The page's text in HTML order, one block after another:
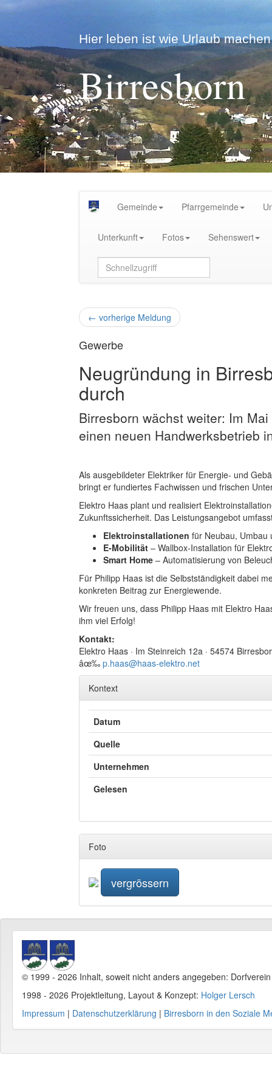
Hier leben ist wie Urlaub
Birresborn
Gemeinde Pfarrgemeinde
Unterkunft Fotos Sehenswert
← vorherige Meldung
Gewerbe
Neugründung in
durch
Birresborn wächst weiter: Im
einen neuen Handwerksbetrieb
Als ausgebildeter Elektriker für Energie- und
bringt er fundiertes Fachwissen und frischen
Elektro Haas plant und realisiert
Zukunftssicherheit. Das Leistungsangebot
Elektroinstallationen für Neubau, Umbau
E-Mobilität – Wallbox-Installation für
Smart Home – Automatisierung von
Für Philipp Haas ist die Selbstständigkeit dabei
konkreten Beitrag zur Energiewende.
Wir freuen uns, dass Philipp Haas mit Elektro
ihm viel Erfolg!
Kontakt:
Elektro Haas · Im Steinreich 12a · 54574
âœ‰ p.haas@haas-elektro.net
Kontext
Datum
Quelle
Unternehmen
Gelesen
Foto
vergrössern
© 1999 - 2026 Inhalt, soweit nicht anders angegeben:
1998 - 2026 Projektleitung, Layout & Konzept: Holger Lersch
Impressum | Datenschutzerklärung | Birresborn in den Soziale